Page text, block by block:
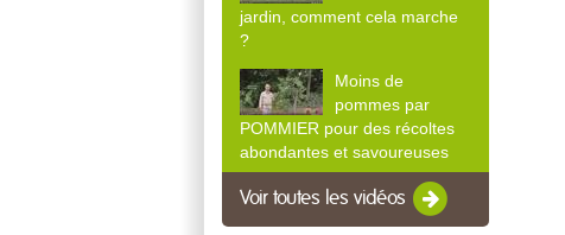
jardin, comment cela marche
?
Moins de
pommes par
POMMIER pour des récoltes
abondantes et savoureuses
Voir toutes les vidéos